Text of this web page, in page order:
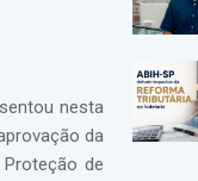
nesta
da
de